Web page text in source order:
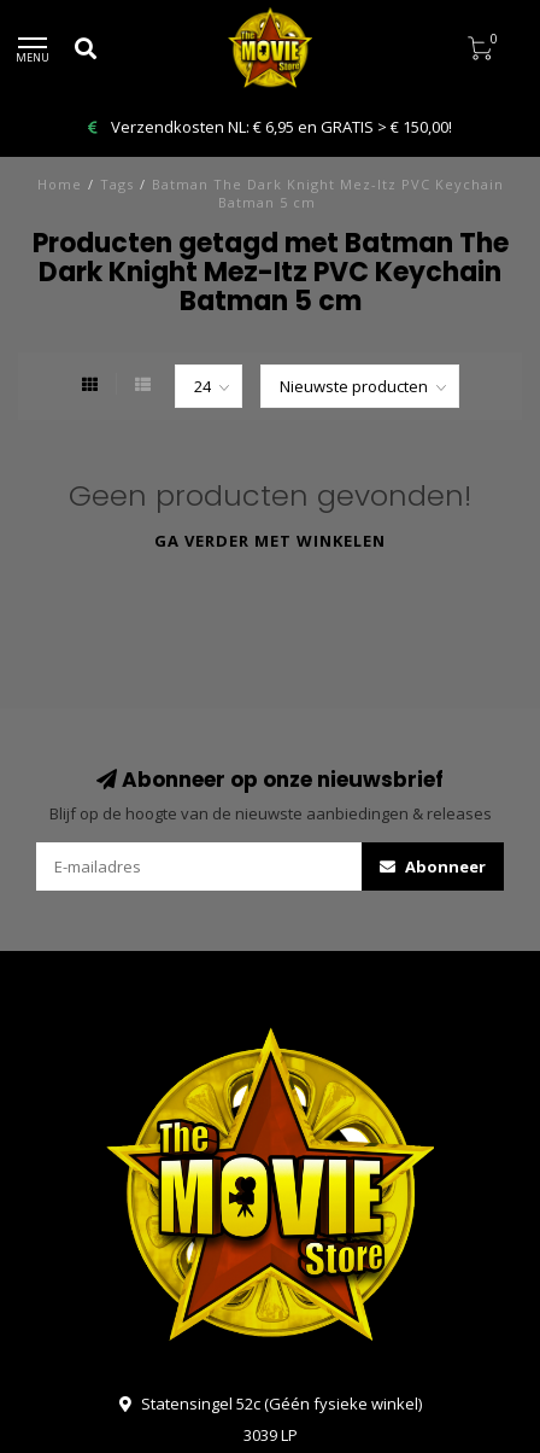
MENU
0
Verzendkosten NL: € 6,95 en GRATIS > € 150,00!
Home / Tags / Batman The Dark Knight Mez-Itz PVC Keychain
Batman 5 cm
Producten getagd met Batman The
Dark Knight Mez-Itz PVC Keychain
Batman 5 cm
Geen producten gevonden!
GA VERDER MET WINKELEN
Abonneer op onze nieuwsbrief
Blijf op de hoogte van de nieuwste aanbiedingen & releases
Abonneer
Statensingel 52c (Géén fysieke winkel)
3039 LP